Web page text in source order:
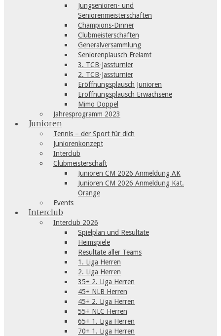
Jungsenioren- und
Seniorenmeisterschaften
Champions-Dinner
Clubmeisterschaften
Generalversammlung
Seniorenplausch Freiamt
3. TCB-Jassturnier
2. TCB-Jassturnier
Eröffnungsplausch Junioren
Eröffnungsplausch Erwachsene
Mimo Doppel
Jahresprogramm 2023
Junioren
Tennis – der Sport für dich
Juniorenkonzept
Interclub
Clubmeisterschaft
Junioren CM 2026 Anmeldung AK
Junioren CM 2026 Anmeldung Kat.
Orange
Events
Interclub
Interclub 2026
Spielplan und Resultate
Heimspiele
Resultate aller Teams
1. Liga Herren
2. Liga Herren
35+ 2. Liga Herren
45+ NLB Herren
45+ 2. Liga Herren
55+ NLC Herren
65+ 1. Liga Herren
70+ 1. Liga Herren